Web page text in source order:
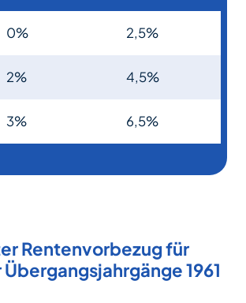
0% 2,5%
2% 4,5%
3% 6,5%
Rentenvorbezug für
1961